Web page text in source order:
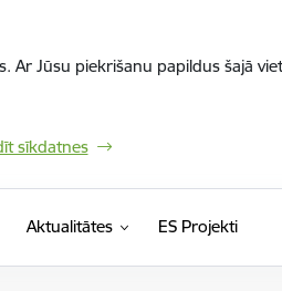
Jūsu piekrišanu papildus šajā
sīkdatnes
Aktualitātes ES Projekti